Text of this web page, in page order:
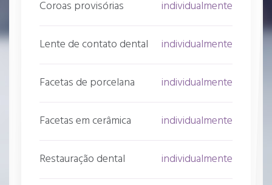
Coroas provisórias individualmente
Lente de contato dental individualmente
Facetas de porcelana individualmente
Facetas em cerâmica individualmente
Restauração dental individualmente